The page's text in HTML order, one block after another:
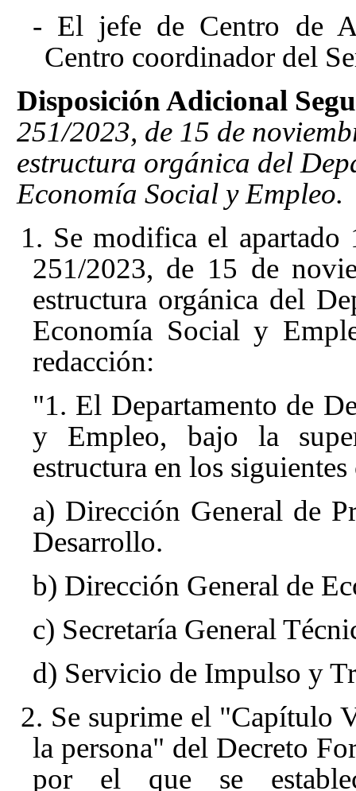
- El jefe de Centro de
Centro coordinador del
Disposición Adicional
251/2023, de 15 de
estructura orgánica del
Economía Social y Empleo.
1. Se modifica el
251/2023, de 15 de
estructura orgánica del
Economía Social y
redacción:
"1. El Departamento de
y Empleo, bajo la
estructura en los siguientes
a) Dirección General de
Desarrollo.
b) Dirección General de
c) Secretaría General
d) Servicio de Impulso y
2. Se suprime el "Capítulo
la persona" del Decreto
por el que se